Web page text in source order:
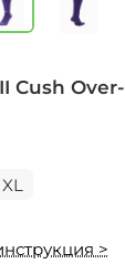
Cush
XL
>